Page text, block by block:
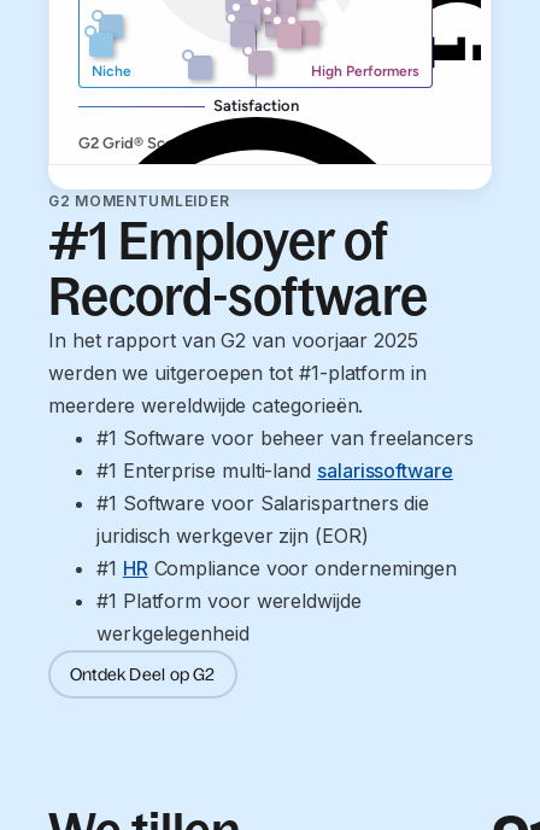
G2 MOMENTUMLEIDER
#1 Employer of
Record-software
In het rapport van G2 van voorjaar 2025
werden we uitgeroepen tot #1-platform in
meerdere wereldwijde categorieën.
#1 Software voor beheer van freelancers
#1 Enterprise multi-land salarissoftware
#1 Software voor Salarispartners die
juridisch werkgever zijn (EOR)
#1 HR Compliance voor ondernemingen
#1 Platform voor wereldwijde
werkgelegenheid
Ontdek Deel op G2